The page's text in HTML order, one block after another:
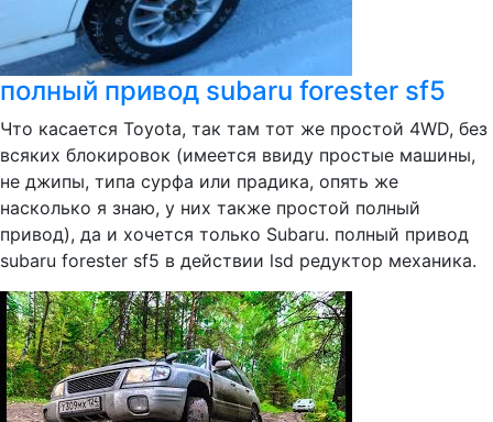
полный привод subaru forester sf5
Что касается Toyota, так там тот же простой 4WD, без
всяких блокировок (имеется ввиду простые машины,
не джипы, типа сурфа или прадика, опять же
насколько я знаю, у них также простой полный
привод), да и хочется только Subaru. полный привод
subaru forester sf5 в действии lsd редуктор механика.